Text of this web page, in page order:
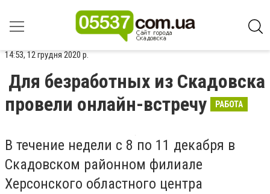
14:53, 12 грудня 2020 р.
Для безработных из Скадовска
провели онлайн-встречу
РАБОТА
В течение недели с 8 по 11 декабря в
Скадовском районном филиале
Херсонского областного центра